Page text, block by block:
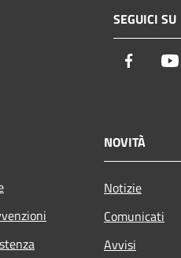
SEGUICI SU
NOVITÀ
Notizie
Comunicati
Avvisi